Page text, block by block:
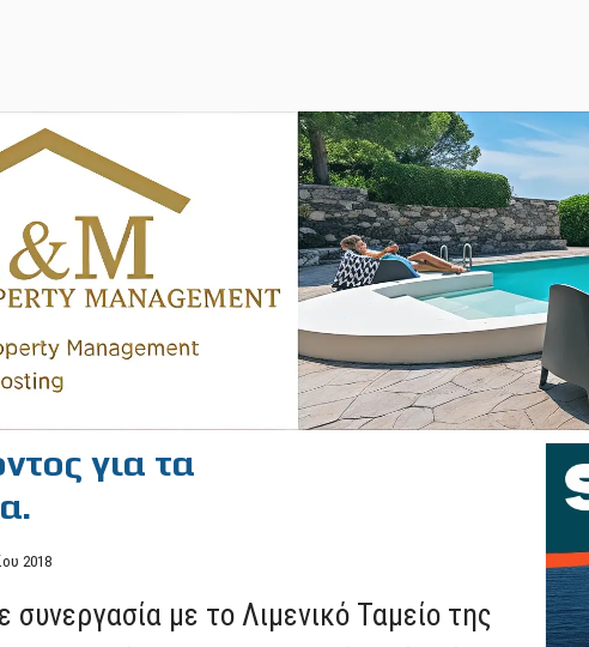
για τα
2018
με το Λιμενικό Ταμείο της